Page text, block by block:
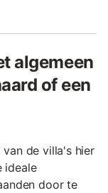
algemeen
of een
van de villa's hier
ideale
door te